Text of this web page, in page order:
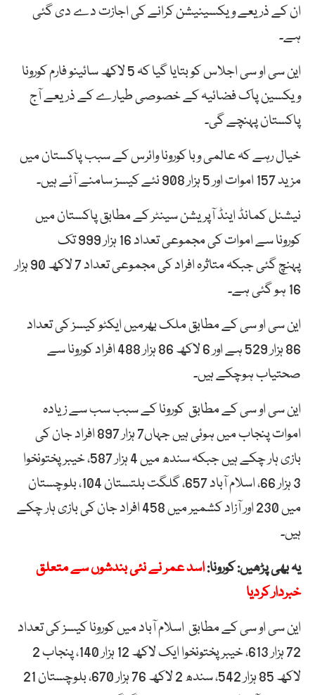
انکےذریعےویکسینیشنکرانےکیاجازتدےدیگئی
ہے۔
این سی او سی اجلاس کوبتایاگیاکہ لاکھسائینوفارمکورونا
ویکسینپاکفضائیہکےخصوصیطیارےکےذریعےآج
پاکستانپہنچےگی۔
خیال رہے کہ عالمی وبا کورونا وائرس کے سبب پاکستان میں
مزید 157 اموات اور 5 ہزار 908 نئے کیسز سامنے آئے ہیں۔
نیشنل کمانڈ اینڈ آپریشن سینٹر کے مطابق پاکستان میں
کورونا سے اموات کی مجموعی تعداد 16 ہزار 999 تک
پہنچ گئی جبکہ متاثرہ افراد کی مجموعی تعداد 7 لاکھ 90 ہزار
16 ہو گئی ہے۔
این سی او سی کے مطابق ملک بھرمیں ایکٹو کیسز کی تعداد
86 ہزار 529 ہے اور 6 لاکھ 86 ہزار 488 افراد کورونا سے
صحتیاب ہوچکے ہیں۔
این سی او سی کے مطابق کورونا کے سبب سب سے زیادہ
اموات پنجاب میں ہوئی ہیں جہاں7 ہزار 897 افراد جان کی
بازی ہار چکے ہیں جبکہ سندھ میں 4 ہزار 587، خیبر پختونخوا
3 ہزار 66، اسلام آباد 657، گلگت بلتستان 104، بلوچستان
میں 230 اور آزاد کشمیر میں 458 افراد جان کی بازی ہار چکے
ہیں۔
یہ بھی پڑھیں: کورونا:اسد عمر نے نئی بندشوں سے متعلق
خبردار کردیا
این سی او سی کے مطابق اسلام آباد میں کورونا کیسز کی تعداد
72 ہزار 613، خیبر پختونخوا ایک لاکھ 12 ہزار 140، پنجاب 2
لاکھ 85 ہزار 542، سندھ 2 لاکھ 76 ہزار 670، بلوچستان 21